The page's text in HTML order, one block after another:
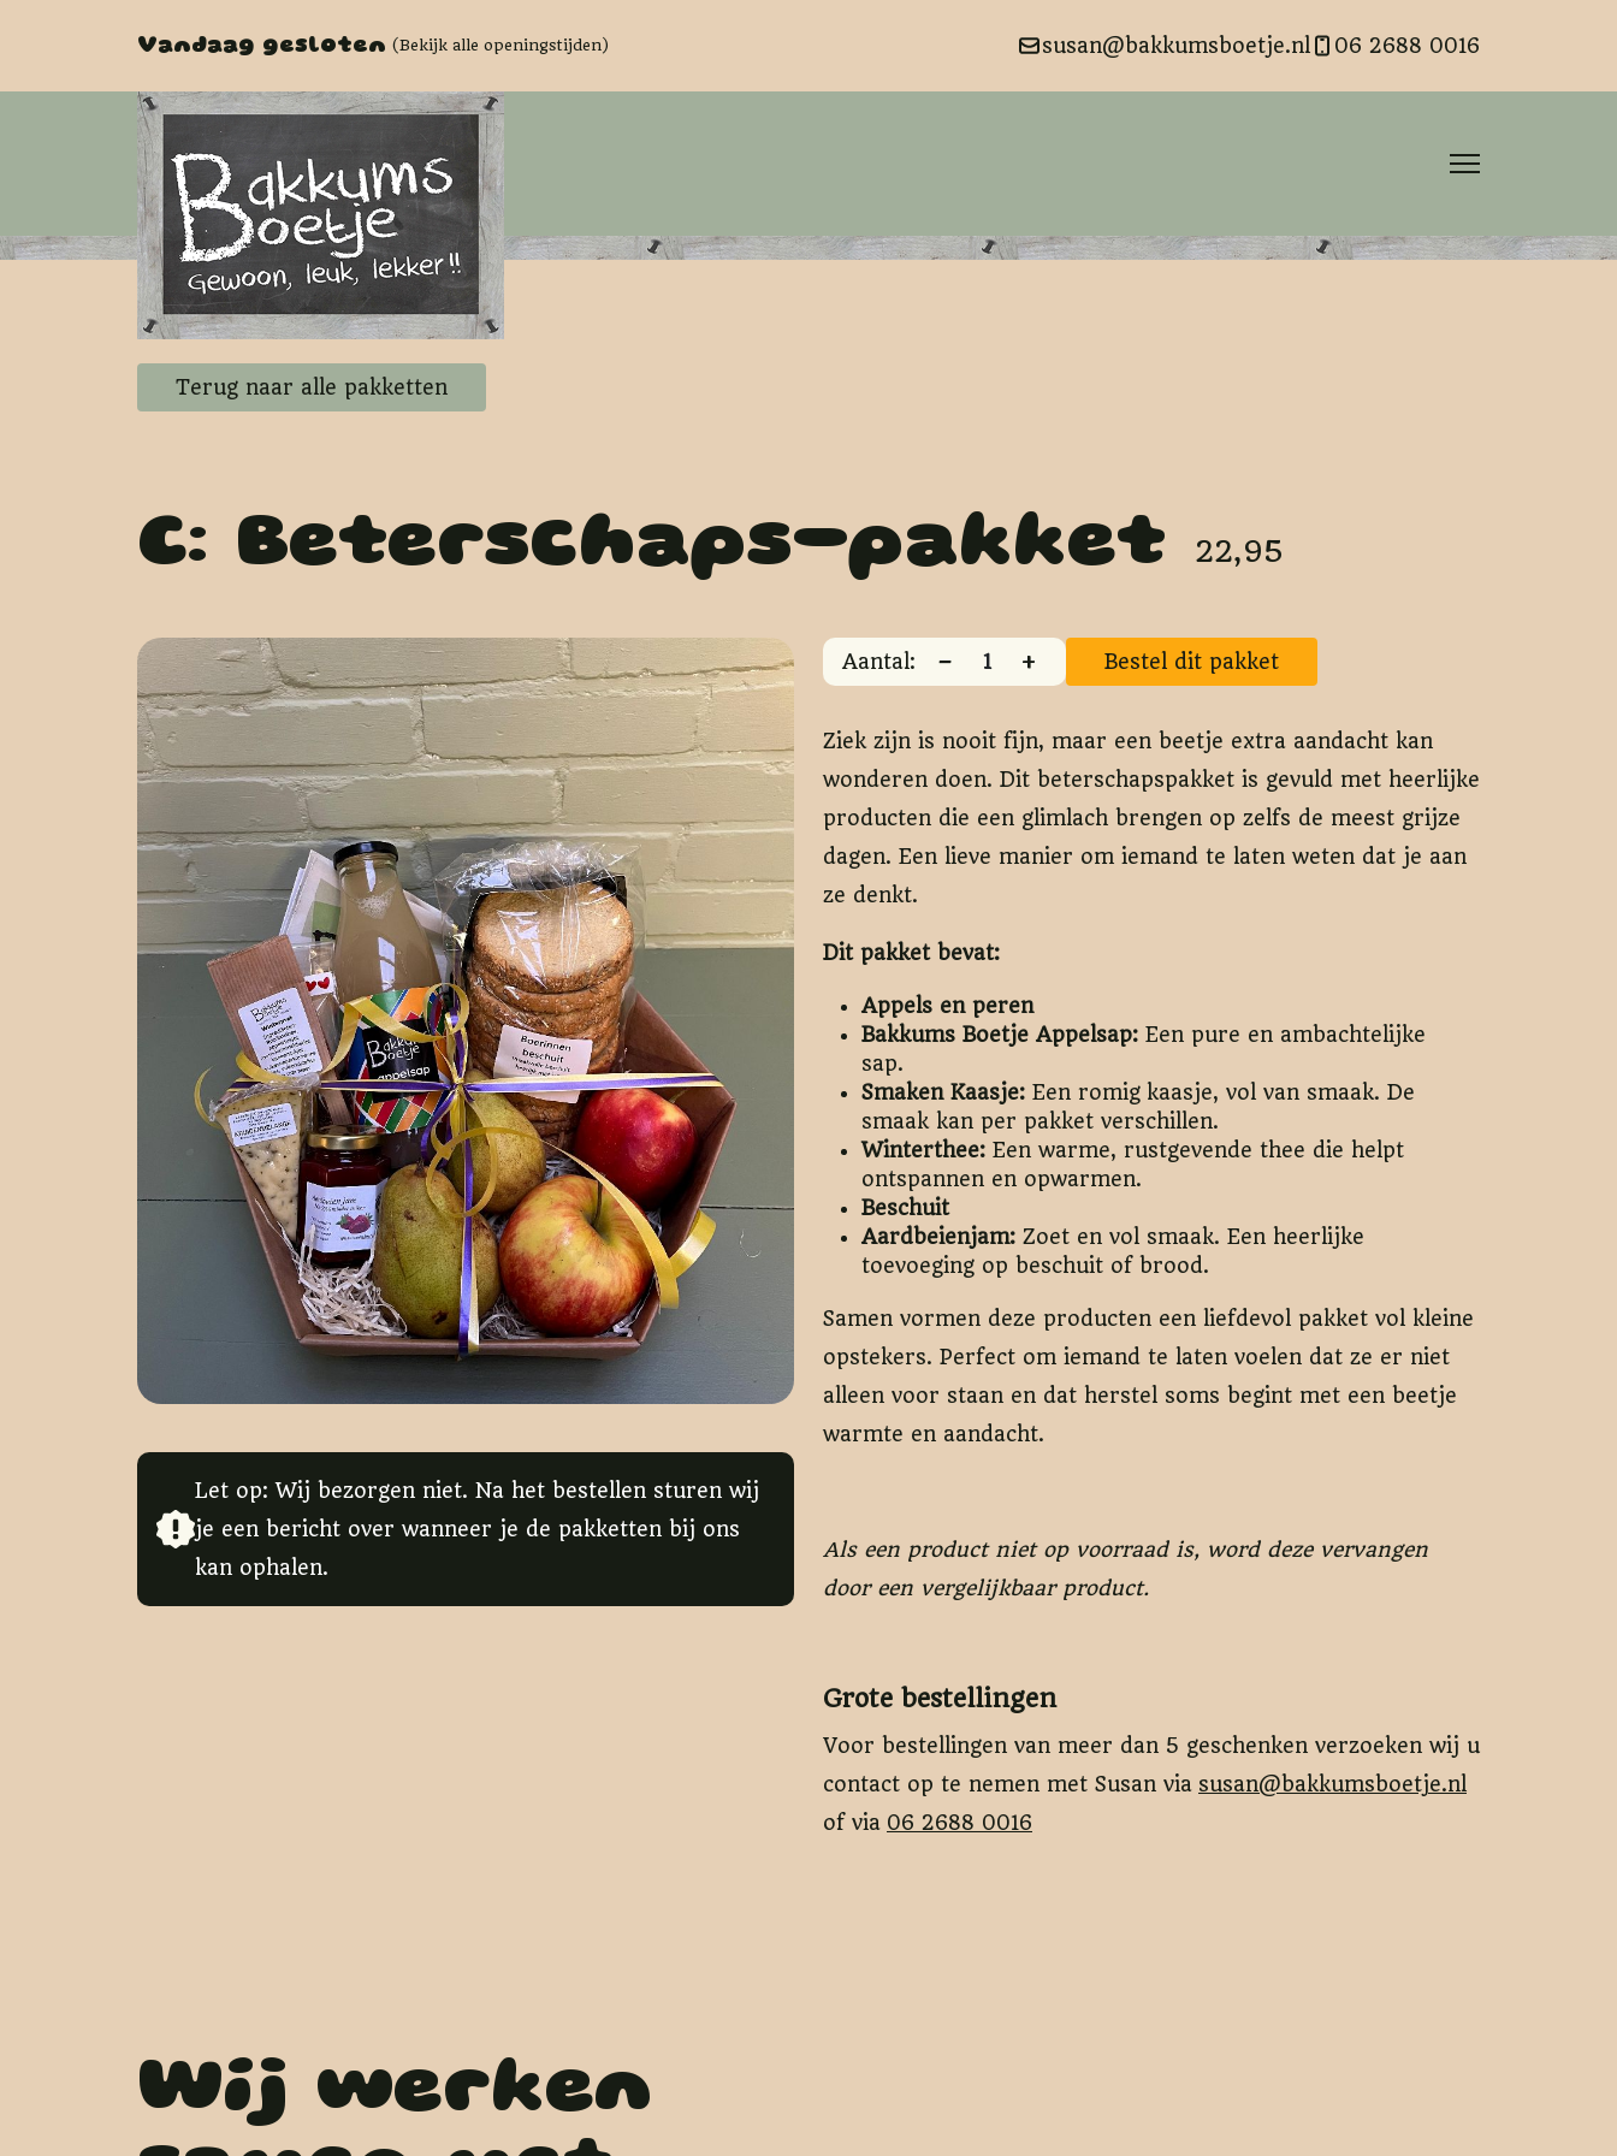
Vandaag gesloten (Bekijk alle openingstijden) susan@bakkumsboetje.nl 06 2688 0016
Terug naar alle pakketten
C: Beterschaps-pakket 22,95
Let op: Wij bezorgen niet. Na het bestellen sturen wij
je een bericht over wanneer je de pakketten bij ons
kan ophalen.
Aantal: − + Bestel dit pakket
Ziek zijn is nooit fijn, maar een beetje extra aandacht kan
wonderen doen. Dit beterschapspakket is gevuld met heerlijke
producten die een glimlach brengen op zelfs de meest grijze
dagen. Een lieve manier om iemand te laten weten dat je aan
ze denkt.
Dit pakket bevat:
Appels en peren
Bakkums Boetje Appelsap: Een pure en ambachtelijke
sap.
Smaken Kaasje: Een romig kaasje, vol van smaak. De
smaak kan per pakket verschillen.
Winterthee: Een warme, rustgevende thee die helpt
ontspannen en opwarmen.
Beschuit
Aardbeienjam: Zoet en vol smaak. Een heerlijke
toevoeging op beschuit of brood.
Samen vormen deze producten een liefdevol pakket vol kleine
opstekers. Perfect om iemand te laten voelen dat ze er niet
alleen voor staan en dat herstel soms begint met een beetje
warmte en aandacht.
Als een product niet op voorraad is, word deze vervangen
door een vergelijkbaar product.
Grote bestellingen
Voor bestellingen van meer dan 5 geschenken verzoeken wij u
contact op te nemen met Susan via susan@bakkumsboetje.nl
of via 06 2688 0016
Wij werken